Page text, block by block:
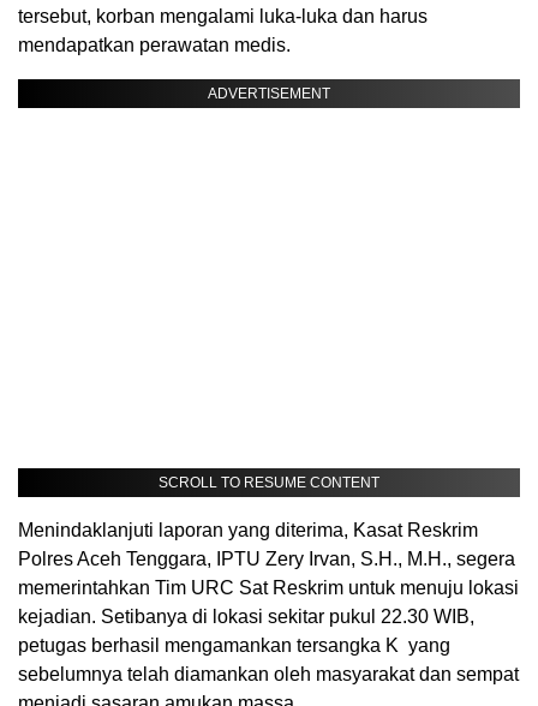
tersebut, korban mengalami luka-luka dan harus
mendapatkan perawatan medis.
ADVERTISEMENT
SCROLL TO RESUME CONTENT
Menindaklanjuti laporan yang diterima, Kasat Reskrim
Polres Aceh Tenggara, IPTU Zery Irvan, S.H., M.H., segera
memerintahkan Tim URC Sat Reskrim untuk menuju lokasi
kejadian. Setibanya di lokasi sekitar pukul 22.30 WIB,
petugas berhasil mengamankan tersangka K yang
sebelumnya telah diamankan oleh masyarakat dan sempat